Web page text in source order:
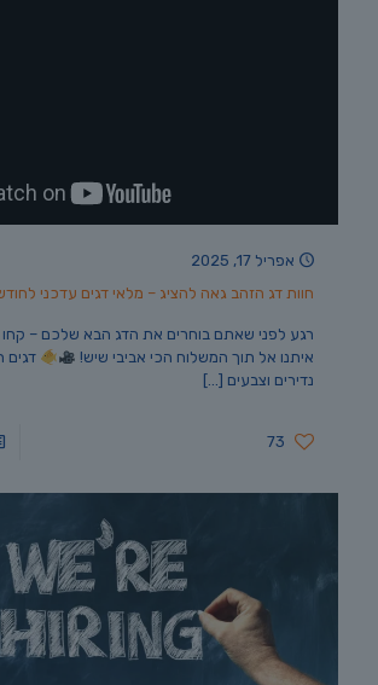
אפריל 17, 2025
חוות דג הזהב גאה להציג – מלאי דגים עדכני לחודש
רגע לפני שאתם בוחרים את הדג הבא שלכם – קחו
איתנו אל תוך המשלוח הכי אביבי שיש!
דגים
נדירים וצבעים […]
73